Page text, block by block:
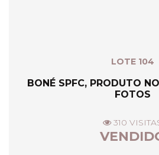
LOTE 104
BONÉ SPFC, PRODUTO
FOTOS
310